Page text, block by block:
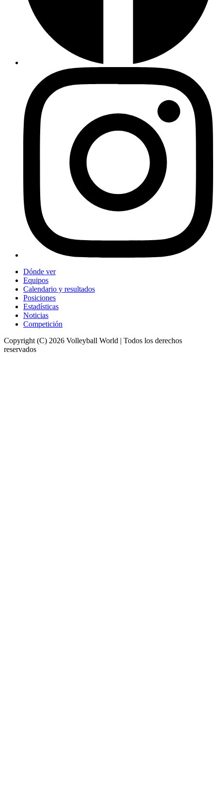
Dónde ver
Equipos
Calendario y resultados
Posiciones
Estadísticas
Noticias
Competición
Copyright (C) 2026 Volleyball World | Todos los derechos
reservados